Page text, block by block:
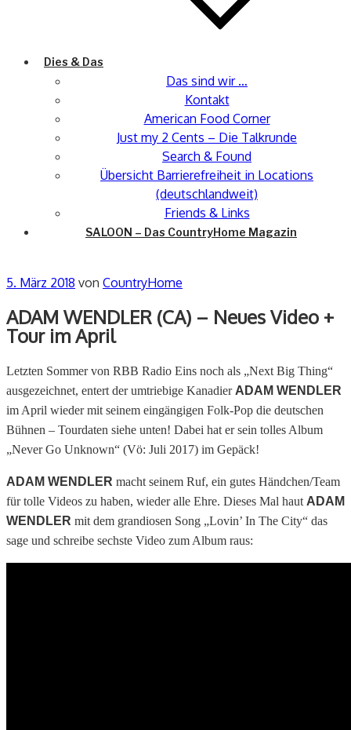
Dies & Das
Das sind wir …
Kontakt
American Food Corner
Just my 2 Cents – Die Talkrunde
Search & Found
Übersicht Barrierefreiheit in Locations
(deutschlandweit)
Friends & Links
SALOON – Das CountryHome Magazin
Veröffentlicht
5. März 2018 von CountryHome
ADAM WENDLER (CA) – Neues Video +
Tour im April
Letzten Sommer von RBB Radio Eins noch als „Next Big Thing“
ausgezeichnet, entert der umtriebige Kanadier ADAM WENDLER
im April wieder mit seinem eingängigen Folk-Pop die deutschen
Bühnen – Tourdaten siehe unten! Dabei hat er sein tolles Album
„Never Go Unknown“ (Vö: Juli 2017) im Gepäck!
ADAM WENDLER macht seinem Ruf, ein gutes Händchen/Team
für tolle Videos zu haben, wieder alle Ehre. Dieses Mal haut ADAM
WENDLER mit dem grandiosen Song „Lovin’ In The City“ das
sage und schreibe sechste Video zum Album raus: